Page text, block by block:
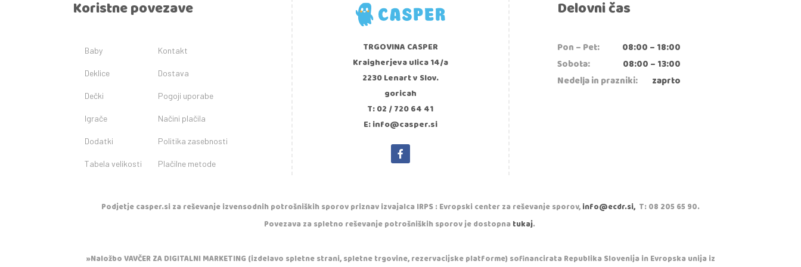
Koristne povezave
Baby
Deklice
Dečki
Igrače
Dodatki
Tabela velikosti
Kontakt
Dostava
Pogoji uporabe
Načini plačila
Politika zasebnosti
Plačilne metode
TRGOVINA CASPER
Kraigherjeva ulica 14/a
2230 Lenart v Slov.
goricah
T: 02 / 720 64 41
E: info@casper.si
Delovni čas
Pon – Pet:
08:00 – 18:00
Sobota:
08:00 – 13:00
Nedelja in prazniki:
zaprto
Podjetje casper.si za reševanje izvensodnih potrošniških sporov priznav izvajalca IRPS : Evropski center za reševanje sporov,info@ecdr.si, T: 08 205 65 90.
Povezava za spletno reševanje potrošniških sporov je dostopnatukaj.
»Naložbo VAVČER ZA DIGITALNI MARKETING (izdelavo spletne strani, spletne trgovine, rezervacijske platforme) sofinancirata Republika Slovenija in Evropska unija iz